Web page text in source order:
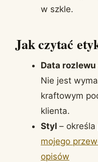
w szkle.
Jak czytać
Data rozlewu
Nie jest
kraftowym
klienta.
Styl –
mojego
opisów